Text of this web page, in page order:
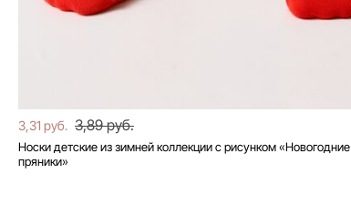
3,31 руб. 3,89 руб.
Носки детские из зимней коллекции с рисунком «Новогодние
пряники»